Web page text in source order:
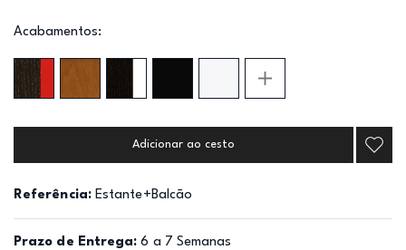
Acabamentos:
Adicionar ao cesto
Referência: Estante+Balcão
Prazo de Entrega: 6 a 7 Semanas